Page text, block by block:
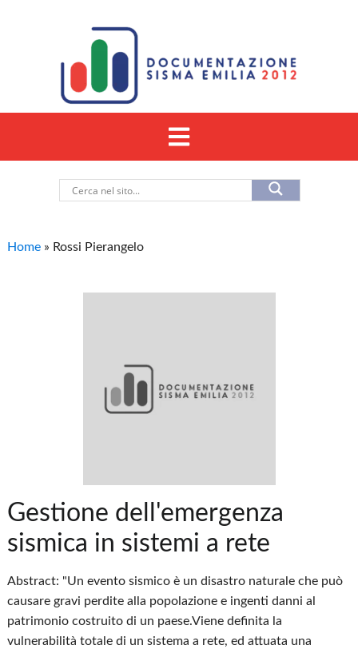
Home » Rossi Pierangelo
Gestione dell'emergenza
sismica in sistemi a rete
Abstract: "Un evento sismico è un disastro naturale che può
causare gravi perdite alla popolazione e ingenti danni al
patrimonio costruito di un paese.Viene definita la
vulnerabilità totale di un sistema a rete, ed attuata una